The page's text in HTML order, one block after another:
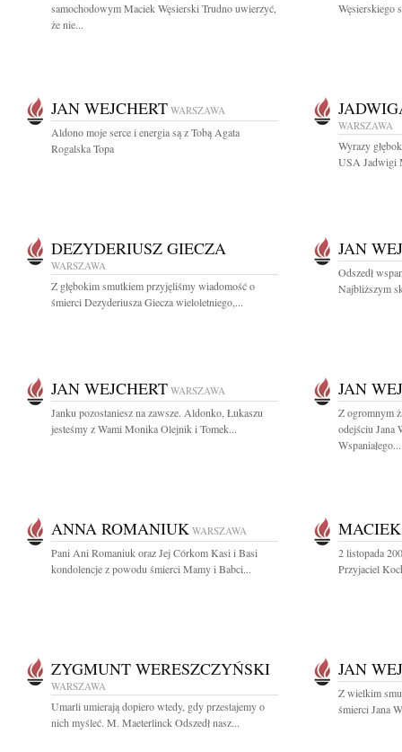
samochodowym Maciek Węsierski Trudno uwierzyć,
że nie...
Węsierskiego
JAN WEJCHERT WARSZAWA
Aldono moje serce i energia są z Tobą Agata
Rogalska Topa
WARSZAWA
Wyrazy
USA Jadwigi
DEZYDERIUSZ GIECZA
WARSZAWA
Z głębokim smutkiem przyjęliśmy wiadomość o
śmierci Dezyderiusza Giecza wieloletniego,...
JAN
Odszedł
Najbliższym
JAN WEJCHERT WARSZAWA
Janku pozostaniesz na zawsze. Aldonko, Łukaszu
jesteśmy z Wami Monika Olejnik i Tomek...
JAN
Z ogromnym
odejściu Jana
Wspaniałego...
ANNA ROMANIUK WARSZAWA
Pani Ani Romaniuk oraz Jej Córkom Kasi i Basi
kondolencje z powodu śmierci Mamy i Babci...
2 listopada
Przyjaciel
ZYGMUNT WERESZCZYŃSKI
WARSZAWA
Umarli umierają dopiero wtedy, gdy przestajemy o
nich myśleć. M. Maeterlinck Odszedł nasz...
JAN
Z wielkim
śmierci Jana